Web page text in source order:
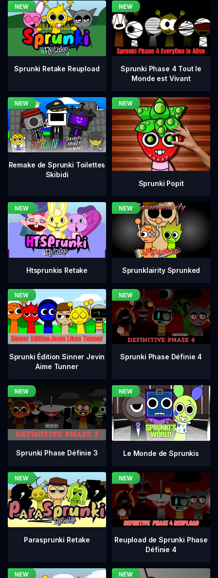
Sprunki Retake Reupload
Sprunki Phase 4 Tout le
Monde est Vivant
Remake de Sprunki Toilettes
Skibidi
Sprunki Popit
Htsprunkis Retake Sprunklairity Sprunked
Sprunki Édition Sinner Jevin
Aime Tunner
Sprunki Phase Définie 4
Sprunki Phase Définie 3 Le Monde de Sprunkis
Parasprunki Retake
Reupload de Sprunki Phase
Définie 4